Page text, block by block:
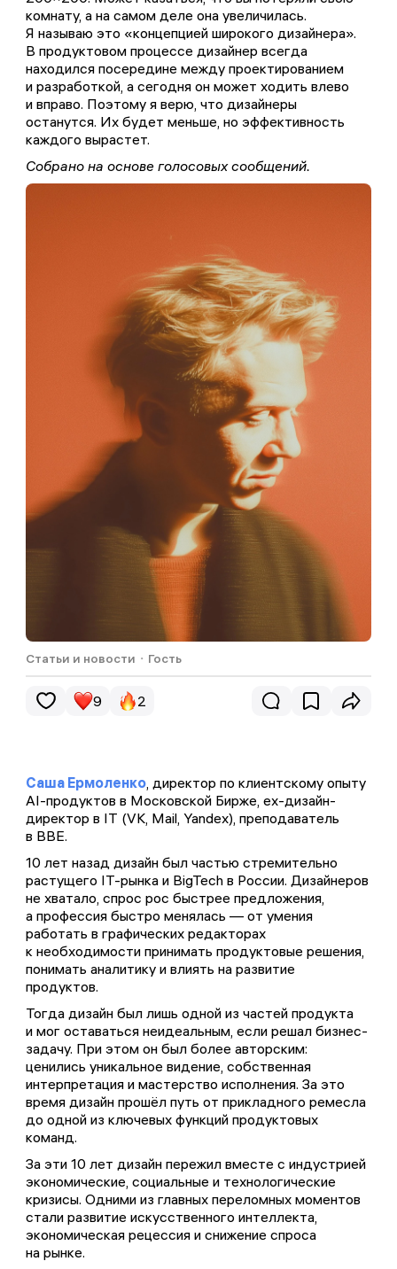
комнату, а на самом деле она увеличилась.
Я называю это «концепцией широкого дизайнера».
В продуктовом процессе дизайнер всегда
находился посередине между проектированием
и разработкой, а сегодня он может ходить влево
и вправо. Поэтому я верю, что дизайнеры
останутся. Их будет меньше, но эффективность
каждого вырастет.
Собрано на основе голосовых сообщений.
Статьи и новости ・ Гость
9 2
Комментариев пока не было...
Обменивайтесь эмоциями и мнением. Редакция
читает все комментарии, а на некоторые —
отвечает
Саша Ермоленко, директор по клиентскому опыту
AI-продуктов в Московской Бирже, ex-дизайн-
директор в IT (VK, Mail, Yandex), преподаватель
в BBE.
10 лет назад дизайн был частью стремительно
растущего IT-рынка и BigTech в России. Дизайнеров
не хватало, спрос рос быстрее предложения,
а профессия быстро менялась — от умения
работать в графических редакторах
к необходимости принимать продуктовые решения,
понимать аналитику и влиять на развитие
продуктов.
Тогда дизайн был лишь одной из частей продукта
и мог оставаться неидеальным, если решал бизнес-
задачу. При этом он был более авторским:
ценились уникальное видение, собственная
интерпретация и мастерство исполнения. За это
время дизайн прошёл путь от прикладного ремесла
до одной из ключевых функций продуктовых
команд.
За эти 10 лет дизайн пережил вместе с индустрией
экономические, социальные и технологические
кризисы. Одними из главных переломных моментов
стали развитие искусственного интеллекта,
экономическая рецессия и снижение спроса
на рынке.